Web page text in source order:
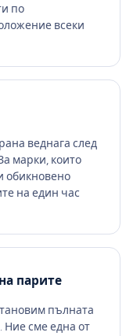
по
всеки
веднага след
марки, които
обикновено
на един час
парите
пълната
Ние сме една от